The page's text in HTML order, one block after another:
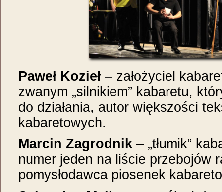
Paweł Kozieł – założyciel
zwanym „silnikiem” kabaretu,
do działania, autor większości
kabaretowych.
Marcin Zagrodnik – „tłumik”
numer jeden na liście przebojów
pomysłodawca piosenek